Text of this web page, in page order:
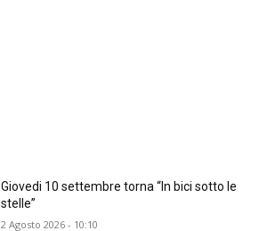
Giovedi 10 settembre torna “In bici sotto le
stelle”
2 Agosto 2026 - 10:10